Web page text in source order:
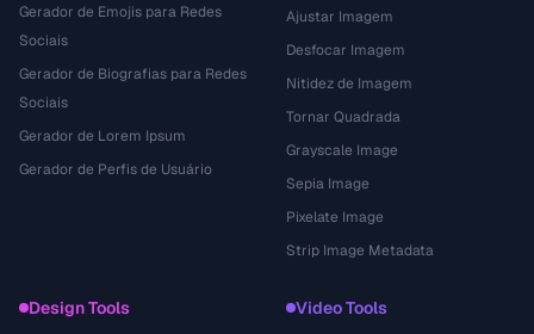
Gerador de Emojis para Redes
Sociais
Gerador de Biografias para Redes
Sociais
Gerador de Lorem Ipsum
Gerador de Perfis de Usuário
Ajustar Imagem
Desfocar Imagem
Nitidez de Imagem
Tornar Quadrada
Grayscale Image
Sepia Image
Pixelate Image
Strip Image Metadata
Design Tools Video Tools